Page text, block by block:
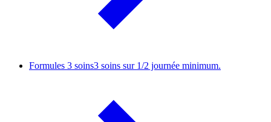
Formules 3 soins3 soins sur 1/2 journée minimum.